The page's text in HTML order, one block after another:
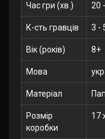
Час гри (хв.) 20
К-сть гравців 3 -
Вік (років) 8+
Мова
Матеріал
Розмір
коробки
17